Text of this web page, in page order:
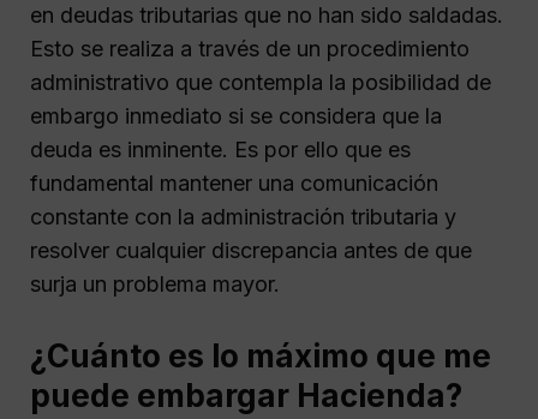
en deudas tributarias que no han sido saldadas.
Esto se realiza a través de un procedimiento
administrativo que contempla la posibilidad de
embargo inmediato si se considera que la
deuda es inminente. Es por ello que es
fundamental mantener una comunicación
constante con la administración tributaria y
resolver cualquier discrepancia antes de que
surja un problema mayor.
¿Cuánto es lo máximo que me
puede embargar Hacienda?